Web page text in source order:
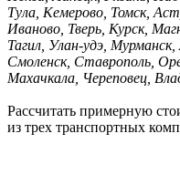
Тула, Кемерово, Томск,
Иваново, Тверь, Курск,
Тагил, Улан-удэ, Мурманск,
Смоленск, Ставрополь,
Махачкала, Череповец,
Рассчитать примерную
из трех транспортных